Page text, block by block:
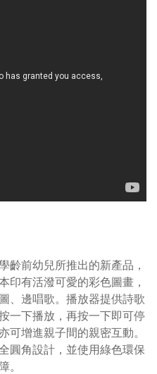
齡前幼兒所推出的新產品，
印有活潑可愛的彩色圖畫，
、邊唱歌。播放器提供詩歌
一下播放，再按一下即可停
可增進親子間的親密互動。
圓角設計，並使用綠色環保
。